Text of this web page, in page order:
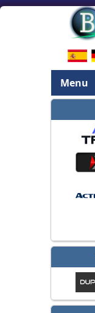
Menu